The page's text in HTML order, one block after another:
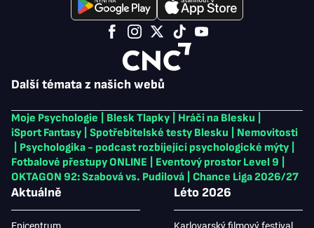
Další témata z našich webů
Moje Psychologie Blesk Tlapky Hráči na Blesku
iSport Fantasy
Spotřebitelské testy Blesku
Nemovitosti
Psychologika - podcast rozbíjející psychologické mýty
Fotbalové přestupy ONLINE
Eventový prostor Level 9
OKTAGON 92: Szabová vs. Pudilová
Chance Liga 2026/27
Aktuálně Léto 2026